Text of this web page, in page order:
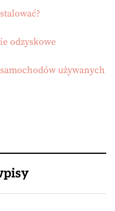
odzyskowe
używanych